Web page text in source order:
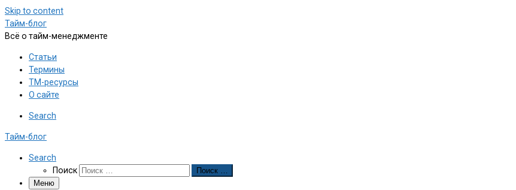
Skip to content
Тайм-блог
Всё о тайм-менеджменте
Статьи
Термины
ТМ-ресурсы
О сайте
Search
Тайм-блог
Search
Поиск
Поиск …
Меню